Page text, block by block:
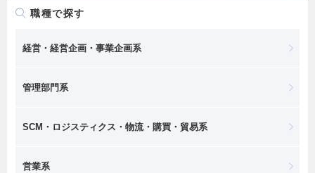
職種で探す
経営・経営企画・事業企画系
管理部門系
SCM・ロジスティクス・物流・購買・貿易系
営業系